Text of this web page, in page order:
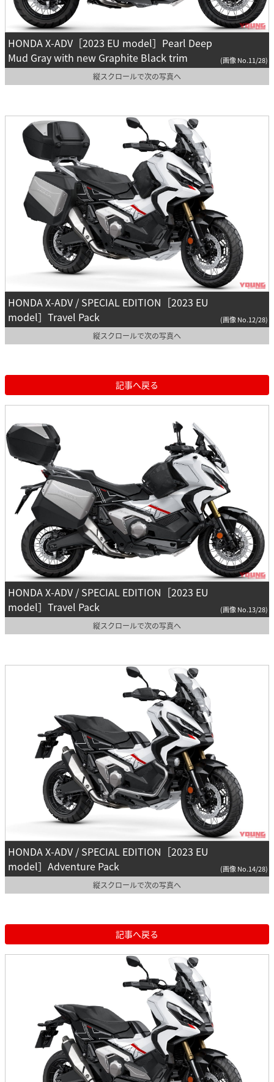
HONDA X-ADV［2023 EU model］Pearl Deep
Mud Gray with new Graphite Black trim
(画像 No.11/28)
縦スクロールで次の写真へ
HONDA X-ADV / SPECIAL EDITION［2023 EU
model］Travel Pack
(画像 No.12/28)
縦スクロールで次の写真へ
記事へ戻る
HONDA X-ADV / SPECIAL EDITION［2023 EU
model］Travel Pack
(画像 No.13/28)
縦スクロールで次の写真へ
HONDA X-ADV / SPECIAL EDITION［2023 EU
model］Adventure Pack
(画像 No.14/28)
縦スクロールで次の写真へ
記事へ戻る